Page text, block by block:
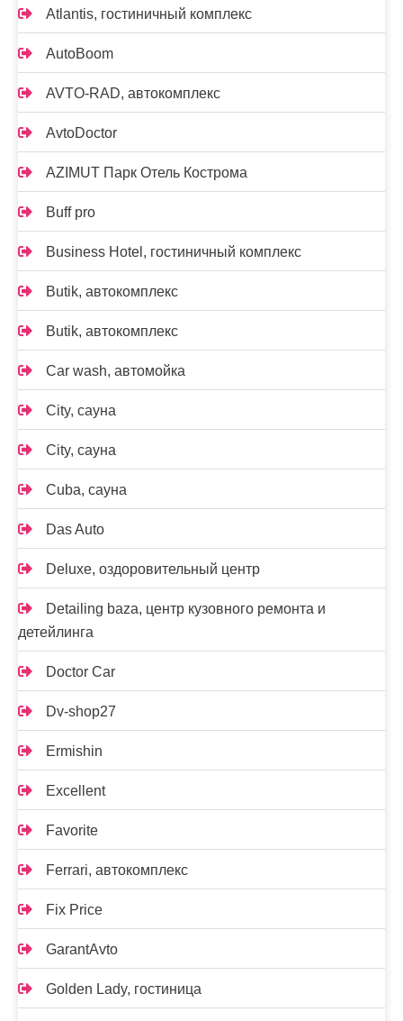
Atlantis, гостиничный комплекс
AutoBoom
AVTO-RAD, автокомплекс
AvtoDoctor
AZIMUT Парк Отель Кострома
Buff pro
Business Hotel, гостиничный комплекс
Butik, автокомплекс
Butik, автокомплекс
Car wash, автомойка
City, сауна
City, сауна
Cuba, сауна
Das Auto
Deluxe, оздоровительный центр
Detailing baza, центр кузовного ремонта и
детейлинга
Doctor Car
Dv-shop27
Ermishin
Excellent
Favorite
Ferrari, автокомплекс
Fix Price
GarantAvto
Golden Lady, гостиница